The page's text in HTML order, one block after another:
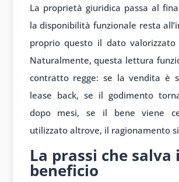
La proprietà giuridica passa al
la disponibilità funzionale resta
proprio questo il dato valorizzato
Naturalmente, questa lettura
contratto regge: se la vendita è
lease back, se il godimento
dopo mesi, se il bene viene
utilizzato altrove, il ragionamento
La prassi che salva
beneficio